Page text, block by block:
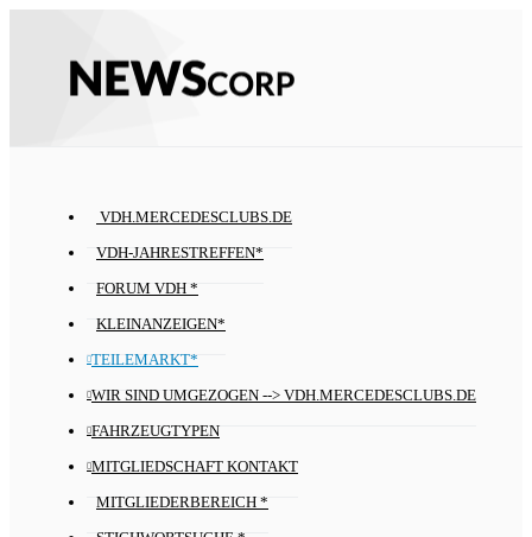
VDH.MERCEDESCLUBS.DE
VDH-JAHRESTREFFEN*
FORUM VDH *
KLEINANZEIGEN*
TEILEMARKT*
WIR SIND UMGEZOGEN --> VDH.MERCEDESCLUBS.DE
FAHRZEUGTYPEN
MITGLIEDSCHAFT KONTAKT
MITGLIEDERBEREICH *